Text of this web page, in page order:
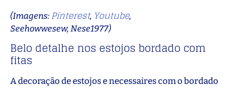
(Imagens:Pinterest, Youtube,
Seehowwesew, Nese1977)
Belo detalhe nos estojos bordado com
fitas
A decoração de estojos e necessaires com o bordado